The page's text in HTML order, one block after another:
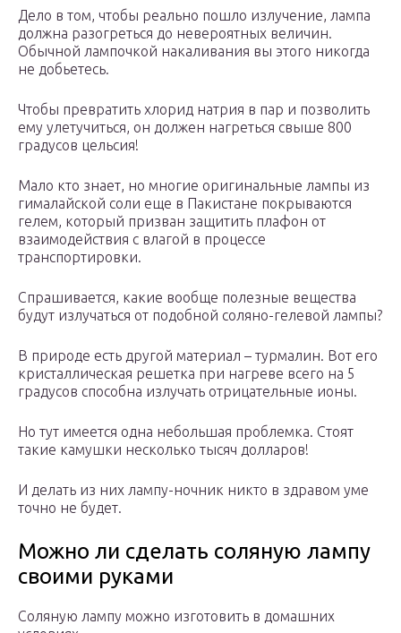
Дело в том, чтобы реально пошло излучение, лампа
должна разогреться до невероятных величин.
Обычной лампочкой накаливания вы этого никогда
не добьетесь.
Чтобы превратить хлорид натрия в пар и позволить
ему улетучиться, он должен нагреться свыше 800
градусов цельсия!
Мало кто знает, но многие оригинальные лампы из
гималайской соли еще в Пакистане покрываются
гелем, который призван защитить плафон от
взаимодействия с влагой в процессе
транспортировки.
Спрашивается, какие вообще полезные вещества
будут излучаться от подобной соляно-гелевой лампы?
В природе есть другой материал – турмалин. Вот его
кристаллическая решетка при нагреве всего на 5
градусов способна излучать отрицательные ионы.
Но тут имеется одна небольшая проблемка. Стоят
такие камушки несколько тысяч долларов!
И делать из них лампу-ночник никто в здравом уме
точно не будет.
Можно ли сделать соляную лампу
своими руками
Соляную лампу можно изготовить в домашних